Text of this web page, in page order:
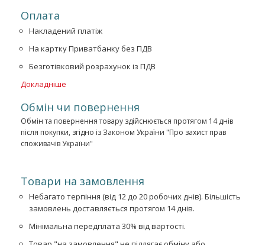
Оплата
Накладений платіж
На картку Приватбанку без ПДВ
Безготівковий розрахунок із ПДВ
Докладніше
Обмін чи повернення
Обмін та повернення товару здійснюється протягом 14 днів
після покупки, згідно із Законом України "Про захист прав
споживачів України"
Товари на замовлення
Небагато терпіння (від 12 до 20 робочих днів). Більшість
замовлень доставляється протягом 14 днів.
Мінімальна передплата 30% від вартості.